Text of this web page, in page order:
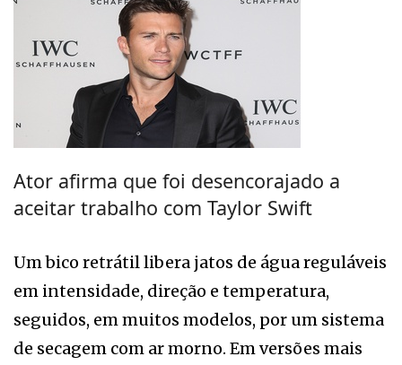
Ator afirma que foi desencorajado a
aceitar trabalho com Taylor Swift
Um bico retrátil libera jatos de água reguláveis
em intensidade, direção e temperatura,
seguidos, em muitos modelos, por um sistema
de secagem com ar morno. Em versões mais